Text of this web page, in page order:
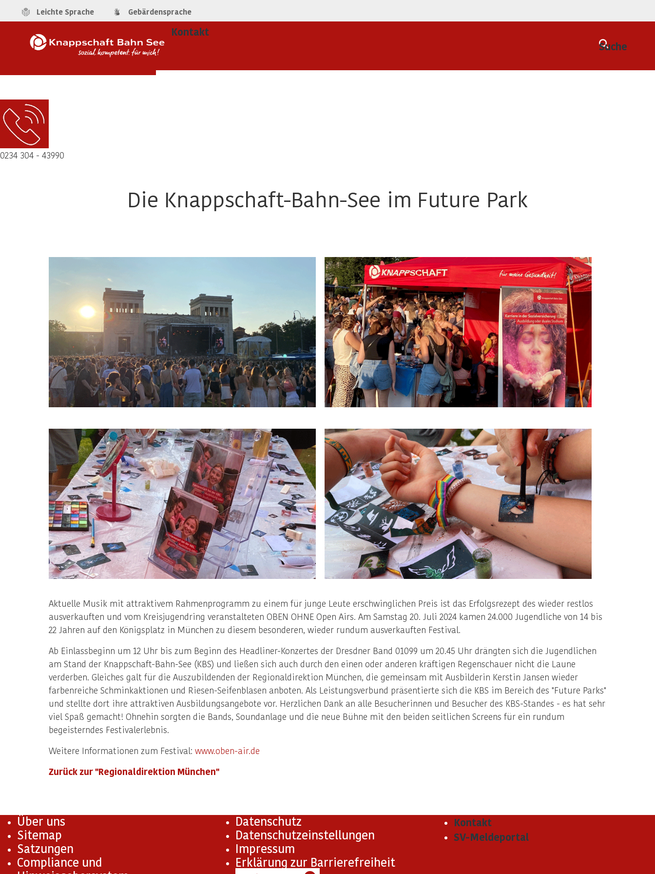
Leichte Sprache Gebärdensprache
Suche
Kontakt
0234 304 - 43990
Die Knappschaft-Bahn-See im Future Park
Aktuelle Musik mit attraktivem Rahmenprogramm zu einem für junge Leute erschwinglichen Preis ist das Erfolgsrezept des wieder restlos
ausverkauften und vom Kreisjugendring veranstalteten OBEN OHNE Open Airs. Am Samstag 20. Juli 2024 kamen 24.000 Jugendliche von 14 bis
22 Jahren auf den Königsplatz in München zu diesem besonderen, wieder rundum ausverkauften Festival.
Ab Einlassbeginn um 12 Uhr bis zum Beginn des Headliner-Konzertes der Dresdner Band 01099 um 20.45 Uhr drängten sich die Jugendlichen
am Stand der Knappschaft-Bahn-See (KBS) und ließen sich auch durch den einen oder anderen kräftigen Regenschauer nicht die Laune
verderben. Gleiches galt für die Auszubildenden der Regionaldirektion München, die gemeinsam mit Ausbilderin Kerstin Jansen wieder
farbenreiche Schminkaktionen und Riesen-Seifenblasen anboten. Als Leistungsverbund präsentierte sich die KBS im Bereich des "Future Parks"
und stellte dort ihre attraktiven Ausbildungsangebote vor. Herzlichen Dank an alle Besucherinnen und Besucher des KBS-Standes - es hat sehr
viel Spaß gemacht! Ohnehin sorgten die Bands, Soundanlage und die neue Bühne mit den beiden seitlichen Screens für ein rundum
begeisterndes Festivalerlebnis.
Weitere Informationen zum Festival: www.oben-air.de
Zurück zur "Regionaldirektion München"
Über uns
Sitemap
Satzungen
Compliance und
Datenschutz
Datenschutzeinstellungen
Impressum
Erklärung zur Barrierefreiheit
Kontakt
SV-Meldeportal